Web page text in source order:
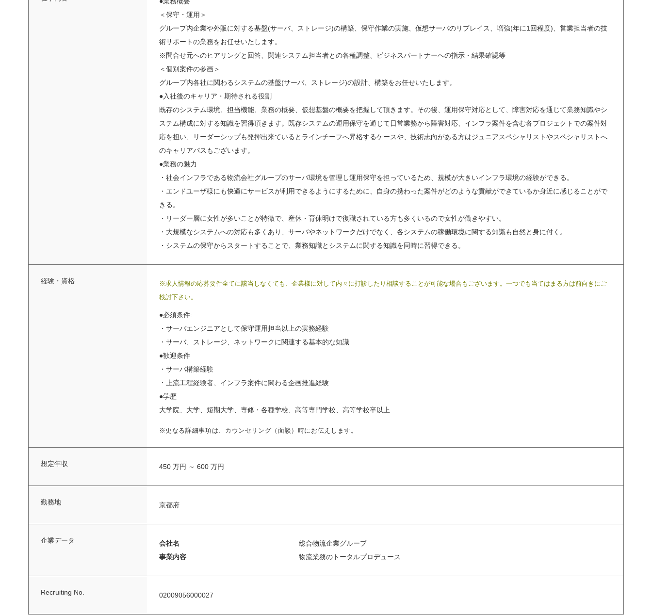
＜保守・運用＞
グループ内企業や外販に対する基盤(サーバ、ストレージ)の構築、保守作業の実施、仮想サーバのリプレイス、増強(年に1回程度)、営業担当者の技
術サポートの業務をお任せいたします。
※問合せ元へのヒアリングと回答、関連システム担当者との各種調整、ビジネスパートナーへの指示・結果確認等
＜個別案件の参画＞
グループ内各社に関わるシステムの基盤(サーバ、ストレージ)の設計、構築をお任せいたします。
●入社後のキャリア・期待される役割
既存のシステム環境、担当機能、業務の概要、仮想基盤の概要を把握して頂きます。その後、運用保守対応として、障害対応を通じて業務知識やシ
ステム構成に対する知識を習得頂きます。既存システムの運用保守を通じて日常業務から障害対応、インフラ案件を含む各プロジェクトでの案件対
応を担い、リーダーシップも発揮出来ているとラインチーフへ昇格するケースや、技術志向がある方はジュニアスペシャリストやスペシャリストへ
のキャリアパスもございます。
●業務の魅力
・社会インフラである物流会社グループのサーバ環境を管理し運用保守を担っているため、規模が大きいインフラ環境の経験ができる。
・エンドユーザ様にも快適にサービスが利用できるようにするために、自身の携わった案件がどのような貢献ができているか身近に感じることがで
きる。
・リーダー層に女性が多いことが特徴で、産休・育休明けで復職されている方も多くいるので女性が働きやすい。
・大規模なシステムへの対応も多くあり、サーバやネットワークだけでなく、各システムの稼働環境に関する知識も自然と身に付く。
・システムの保守からスタートすることで、業務知識とシステムに関する知識を同時に習得できる。
経験・資格
※求人情報の応募要件全てに該当しなくても、企業様に対して内々に打診したり相談することが可能な場合もございます。一つでも当てはまる方は前向きにご
検討下さい。
●必須条件:
・サーバエンジニアとして保守運用担当以上の実務経験
・サーバ、ストレージ、ネットワークに関連する基本的な知識
●歓迎条件
・サーバ構築経験
・上流工程経験者、インフラ案件に関わる企画推進経験
●学歴
大学院、大学、短期大学、専修・各種学校、高等専門学校、高等学校卒以上
※更なる詳細事項は、カウンセリング（面談）時にお伝えします。
想定年収 450 万円 ～ 600 万円
勤務地 京都府
企業データ 会社名
総合物流企業グループ
事業内容
物流業務のトータルプロデュース
Recruiting No. 02009056000027